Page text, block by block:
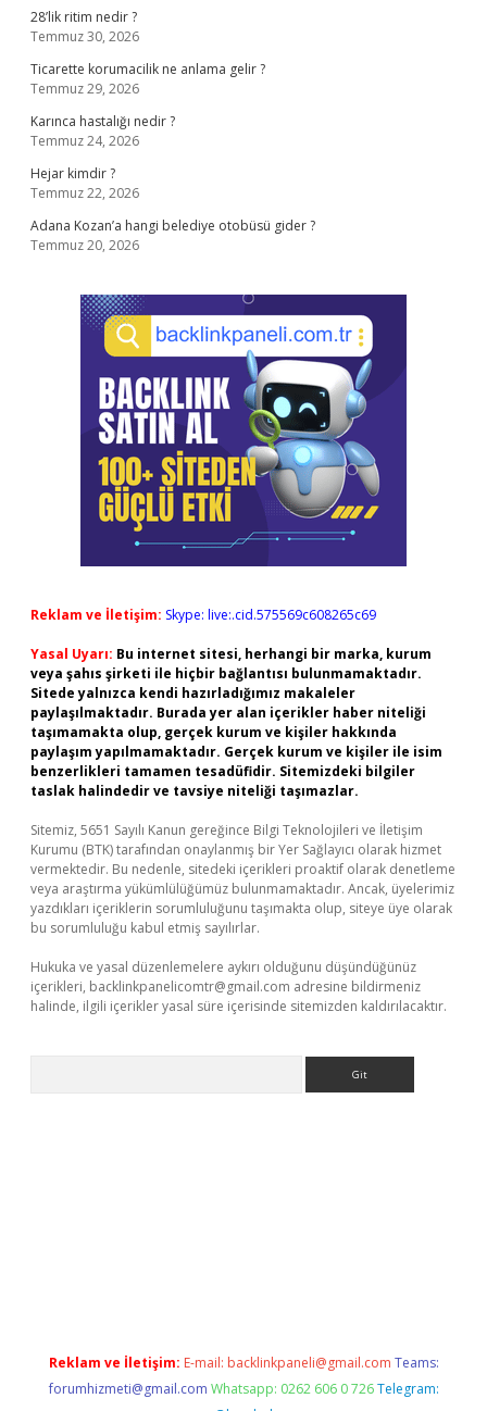
28’lik ritim nedir ?
Temmuz 30, 2026
Ticarette korumacilik ne anlama gelir ?
Temmuz 29, 2026
Karınca hastalığı nedir ?
Temmuz 24, 2026
Hejar kimdir ?
Temmuz 22, 2026
Adana Kozan’a hangi belediye otobüsü gider ?
Temmuz 20, 2026
Reklam ve İletişim: Skype: live:.cid.575569c608265c69
Yasal Uyarı: Bu internet sitesi, herhangi bir marka, kurum
veya şahıs şirketi ile hiçbir bağlantısı bulunmamaktadır.
Sitede yalnızca kendi hazırladığımız makaleler
paylaşılmaktadır. Burada yer alan içerikler haber niteliği
taşımamakta olup, gerçek kurum ve kişiler hakkında
paylaşım yapılmamaktadır. Gerçek kurum ve kişiler ile isim
benzerlikleri tamamen tesadüfidir. Sitemizdeki bilgiler
taslak halindedir ve tavsiye niteliği taşımazlar.
Sitemiz, 5651 Sayılı Kanun gereğince Bilgi Teknolojileri ve İletişim
Kurumu (BTK) tarafından onaylanmış bir Yer Sağlayıcı olarak hizmet
vermektedir. Bu nedenle, sitedeki içerikleri proaktif olarak denetleme
veya araştırma yükümlülüğümüz bulunmamaktadır. Ancak, üyelerimiz
yazdıkları içeriklerin sorumluluğunu taşımakta olup, siteye üye olarak
bu sorumluluğu kabul etmiş sayılırlar.
Hukuka ve yasal düzenlemelere aykırı olduğunu düşündüğünüz
içerikleri, backlinkpanelicomtr@gmail.com adresine bildirmeniz
halinde, ilgili içerikler yasal süre içerisinde sitemizden kaldırılacaktır.
Reklam ve İletişim: E-mail: backlinkpaneli@gmail.com Teams:
forumhizmeti@gmail.com Whatsapp: 0262 606 0 726 Telegram: